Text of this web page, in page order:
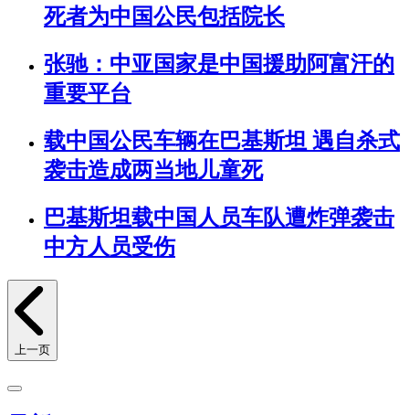
死者为中国公民包括院长
张驰：中亚国家是中国援助阿富汗的
重要平台
载中国公民车辆在巴基斯坦 遇自杀式
袭击造成两当地儿童死
巴基斯坦载中国人员车队遭炸弹袭击
中方人员受伤
上一页